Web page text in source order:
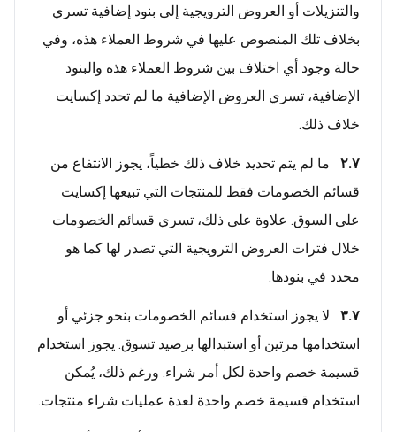
والتنزيلات أو العروض الترويجية إلى بنود إضافية تسري
بخلاف تلك المنصوص عليها في شروط العملاء هذه، وفي
حالة وجود أي اختلاف بين شروط العملاء هذه والبنود
الإضافية، تسري العروض الإضافية ما لم تحدد إكسايت
خلاف ذلك.
٢.٧
ما لم يتم تحديد خلاف ذلك خطياً، يجوز الانتفاع من
قسائم الخصومات فقط للمنتجات التي تبيعها إكسايت
على السوق. علاوة على ذلك، تسري قسائم الخصومات
خلال فترات العروض الترويجية التي تصدر لها كما هو
محدد في بنودها.
٣.٧
لا يجوز استخدام قسائم الخصومات بنحو جزئي أو
استخدامها مرتين أو استبدالها برصيد تسوق. يجوز استخدام
قسيمة خصم واحدة لكل أمر شراء. ورغم ذلك، يُمكن
استخدام قسيمة خصم واحدة لعدة عمليات شراء منتجات.